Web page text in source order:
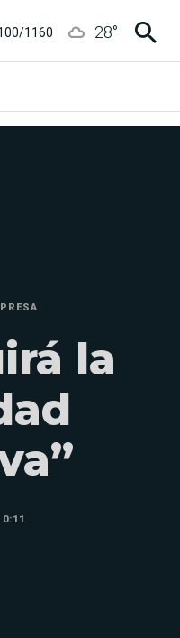
/4
28°
la
0:11